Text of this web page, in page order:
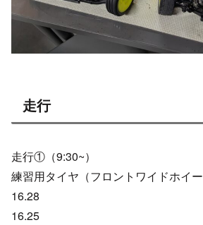
走行
走行①（9:30~）
練習用タイヤ（フロントワイドホイー
16.28
16.25